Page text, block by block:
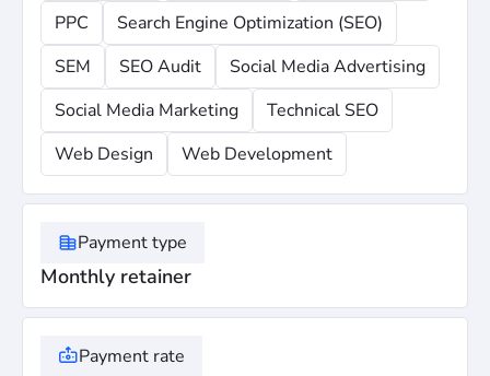
PPC
Search Engine Optimization (SEO)
SEM
SEO Audit
Social Media Advertising
Social Media Marketing
Technical SEO
Web Design
Web Development
Payment type
Monthly retainer
Payment rate